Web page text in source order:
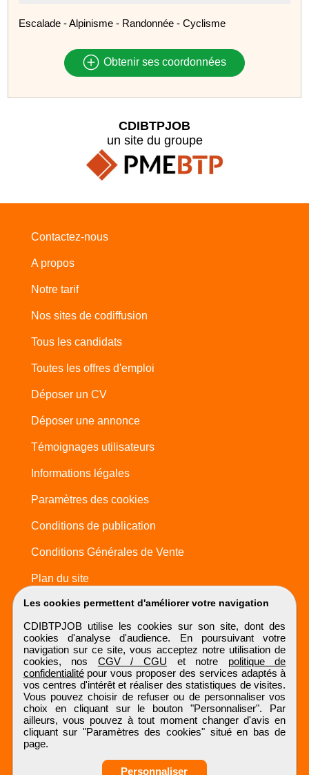
Escalade - Alpinisme - Randonnée - Cyclisme
Obtenir ses coordonnées
Les cookies permettent d'améliorer votre navigation
CDIBTPJOB utilise les cookies sur son site, dont des
cookies d'analyse d'audience. En poursuivant votre
navigation sur ce site, vous acceptez notre utilisation de
cookies, nos CGV / CGU et notre politique de
confidentialitépour vous proposer des services adaptés à
vos centres d'intérêt et réaliser des statistiques de visites.
Vous pouvez choisir de refuser ou de personnaliser vos
choix en cliquant sur le bouton "Personnaliser". Par
ailleurs, vous pouvez à tout moment changer d'avis en
cliquant sur "Paramètres des cookies" situé en bas de
page.
Personnaliser
CDIBTPJOB
un site du groupe
Contactez-nous
A propos
Notre tarif
Nos sites de codiffusion
Tous les candidats
Toutes les offres d'emploi
Déposer un CV
Déposer une annonce
Témoignages utilisateurs
Informations légales
Paramètres des cookies
Conditions de publication
Conditions Générales de Vente
Plan du site